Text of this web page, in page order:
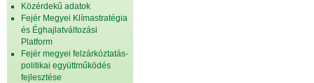
Közérdekű adatok
Fejér Megyei Klímastratégia
és Éghajlatváltozási
Platform
Fejér megyei felzárkóztatás-
politikai együttműködés
fejlesztése